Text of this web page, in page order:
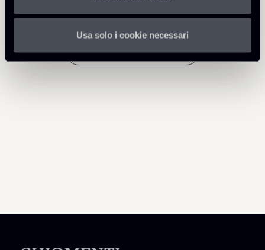
Usa solo i cookie necessari
Torna agli Insights